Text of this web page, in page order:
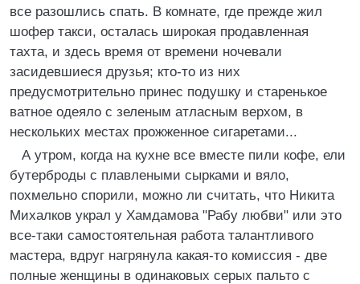
все разошлись спать. В комнате, где прежде жил
шофер такси, осталась широкая продавленная
тахта, и здесь время от времени ночевали
засидевшиеся друзья; кто-то из них
предусмотрительно принес подушку и старенькое
ватное одеяло с зеленым атласным верхом, в
нескольких местах прожженное сигаретами...
А утром, когда на кухне все вместе пили кофе, ели
бутерброды с плавлеными сырками и вяло,
похмельно спорили, можно ли считать, что Никита
Михалков украл у Хамдамова "Рабу любви" или это
все-таки самостоятельная работа талантливого
мастера, вдруг нагрянула какая-то комиссия - две
полные женщины в одинаковых серых пальто с